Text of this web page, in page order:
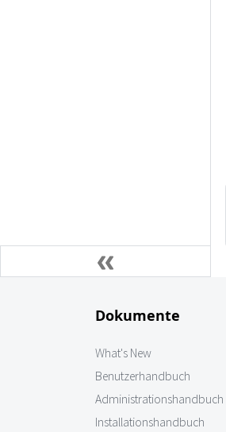
Dokumente
What's New
Benutzerhandbuch
Administrationshandbuch
Installationshandbuch